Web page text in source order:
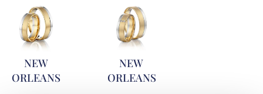
NEW
ORLEANS
NEW
ORLEANS